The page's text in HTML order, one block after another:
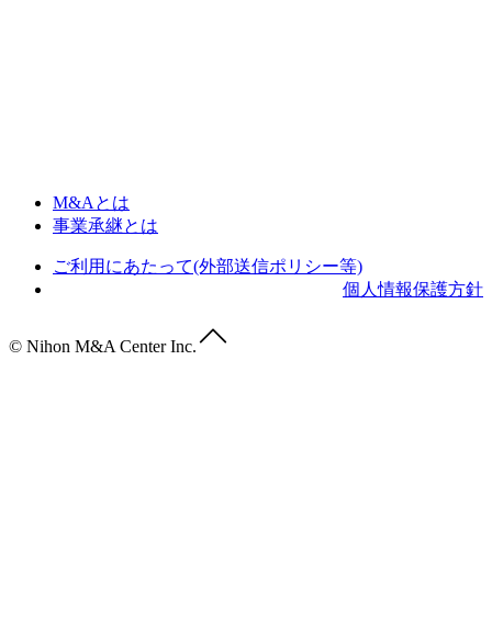
M&Aとは
事業承継とは
ご利用にあたって(外部送信ポリシー等)
個人情報保護方針
© Nihon M&A Center Inc.